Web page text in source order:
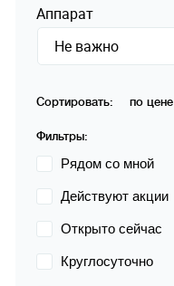
Аппарат
Не важно
Сортировать: по цене
Фильтры:
Рядом со мной
Действуют акции
Открыто сейчас
Круглосуточно